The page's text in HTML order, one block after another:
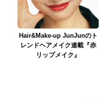
Hair&Make-up JunJunのト
レンドヘアメイク連載『赤
リップメイク』